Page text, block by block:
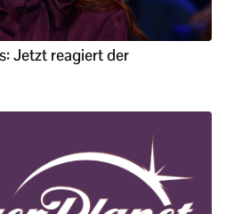
Jetzt reagiert der